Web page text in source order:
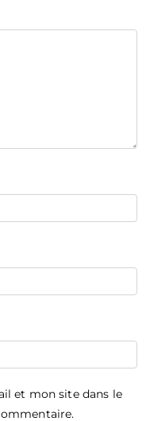
et mon site dans le